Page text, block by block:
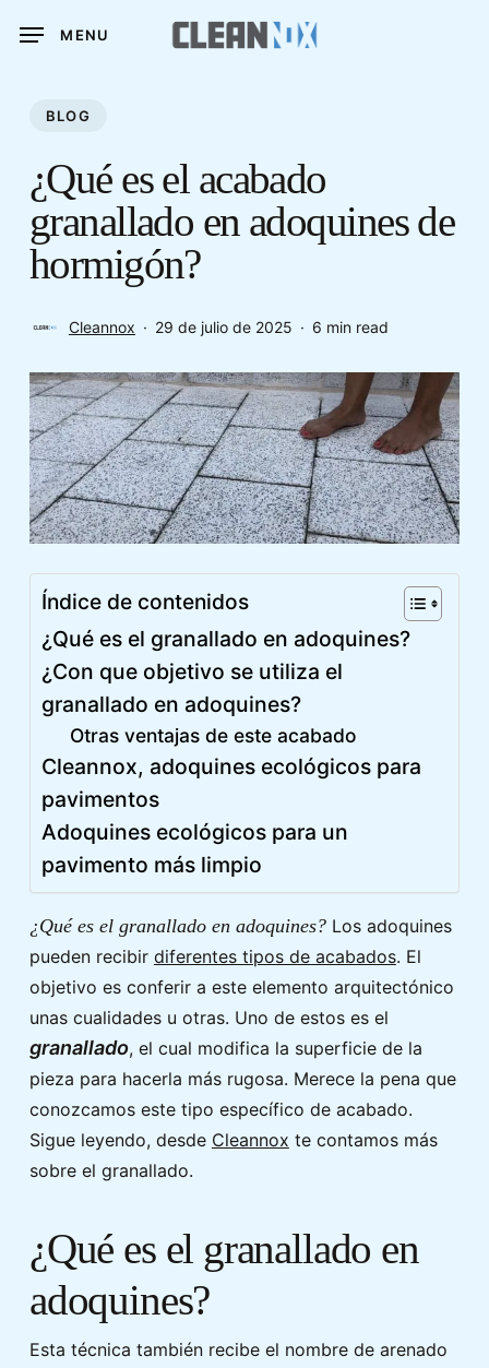
content
MENU
BLOG
¿Qué es el acabado
granallado en adoquines de
hormigón?
Cleannox 29 de julio de 2025 6 min read
Índice de contenidos
¿Qué es el granallado en adoquines?
¿Con que objetivo se utiliza el
granallado en adoquines?
Otras ventajas de este acabado
Cleannox, adoquines ecológicos para
pavimentos
Adoquines ecológicos para un
pavimento más limpio
¿Qué es el granallado en adoquines?Los adoquines
pueden recibir diferentes tipos de acabados. El
objetivo es conferir a este elemento arquitectónico
unas cualidades u otras. Uno de estos es el
granallado, el cual modifica la superficie de la
pieza para hacerla más rugosa. Merece la pena que
conozcamos este tipo específico de acabado.
Sigue leyendo, desde Cleannox te contamos más
sobre el granallado.
¿Qué es el granallado en
adoquines?
Esta técnica también recibe el nombre de arenado